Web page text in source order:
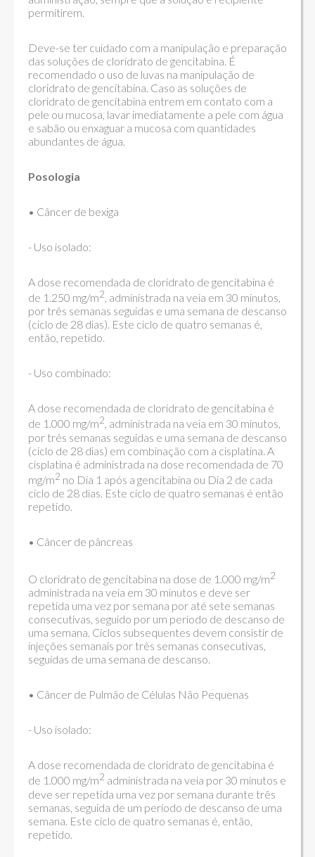
permitirem.
Deve-se ter cuidado com a manipulação e preparação
das soluções de cloridrato de gencitabina. É
recomendado o uso de luvas na manipulação de
cloridrato de gencitabina. Caso as soluções de
cloridrato de gencitabina entrem em contato com a
pele ou mucosa, lavar imediatamente a pele com água
e sabão ou enxaguar a mucosa com quantidades
abundantes de água.
Posologia
• Câncer de bexiga
- Uso isolado:
A dose recomendada de cloridrato de gencitabina é
de 1.250 mg/m2, administrada na veia em 30 minutos,
por três semanas seguidas e uma semana de descanso
(ciclo de 28 dias). Este ciclo de quatro semanas é,
então, repetido.
- Uso combinado:
A dose recomendada de cloridrato de gencitabina é
de 1.000 mg/m2, administrada na veia em 30 minutos,
por três semanas seguidas e uma semana de descanso
(ciclo de 28 dias) em combinação com a cisplatina. A
cisplatina é administrada na dose recomendada de 70
mg/m2 no Dia 1 após a gencitabina ou Dia 2 de cada
ciclo de 28 dias. Este ciclo de quatro semanas é então
repetido.
• Câncer de pâncreas
O cloridrato de gencitabina na dose de 1.000 mg/m2
administrada na veia em 30 minutos e deve ser
repetida uma vez por semana por até sete semanas
consecutivas, seguido por um período de descanso de
uma semana. Ciclos subsequentes devem consistir de
injeções semanais por três semanas consecutivas,
seguidas de uma semana de descanso.
• Câncer de Pulmão de Células Não Pequenas
- Uso isolado:
A dose recomendada de cloridrato de gencitabina é
de 1.000 mg/m2 administrada na veia por 30 minutos e
deve ser repetida uma vez por semana durante três
semanas, seguida de um período de descanso de uma
semana. Este ciclo de quatro semanas é, então,
repetido.